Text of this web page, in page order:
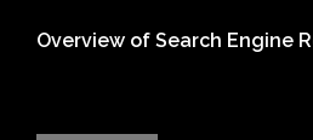
Overview of Search Engine